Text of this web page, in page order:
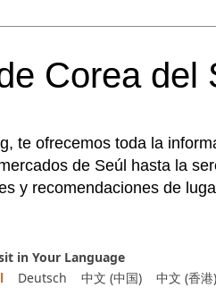
Corea del
te ofrecemos toda la
de Seúl hasta la
y recomendaciones de
in Your Language
Deutsch 中文 (中国) 中文 (香港)